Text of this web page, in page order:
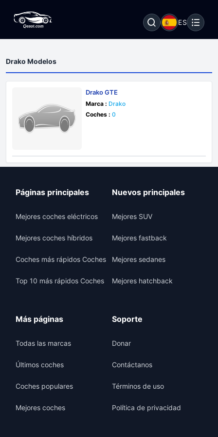
ES
Drako Modelos
Drako GTE
Marca : Drako
Coches : 0
Páginas principales
Mejores coches eléctricos
Mejores coches híbridos
Coches más rápidos Coches
Top 10 más rápidos Coches
Nuevos principales
Mejores SUV
Mejores fastback
Mejores sedanes
Mejores hatchback
Más páginas
Todas las marcas
Últimos coches
Coches populares
Mejores coches
Soporte
Donar
Contáctanos
Términos de uso
Política de privacidad